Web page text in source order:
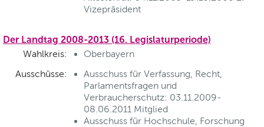
Vizepräsident
Der Landtag 2008-2013 (16. Legislaturperiode)
Wahlkreis:
Oberbayern
Ausschüsse:
Ausschuss für Verfassung, Recht,
Parlamentsfragen und
Verbraucherschutz: 03.11.2009-
08.06.2011 Mitglied
Ausschuss für Hochschule, Forschung